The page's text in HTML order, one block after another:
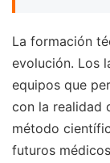
La formación
evolución. Los
equipos que
con la realidad
método
futuros